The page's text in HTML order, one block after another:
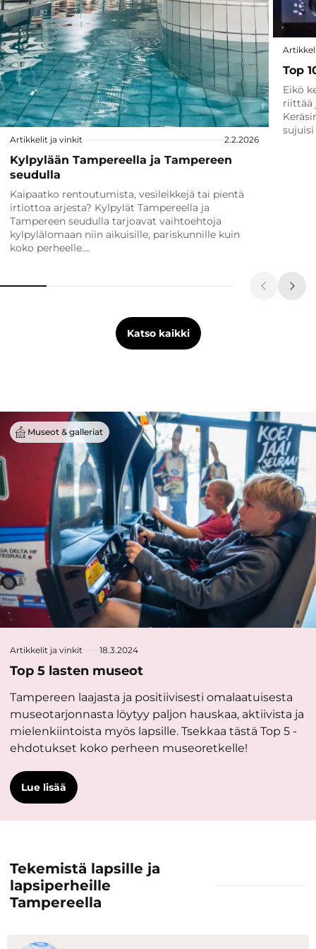
Artikkelit ja vinkit 2.2.2026
Kylpylään Tampereella ja Tampereen
seudulla
Kaipaatko rentoutumista, vesileikkejä tai pientä
irtiottoa arjesta? Kylpylät Tampereella ja
Tampereen seudulla tarjoavat vaihtoehtoja
kylpylälomaan niin aikuisille, pariskunnille kuin
koko perheelle….
Top
Eikö
riittää
Katso kaikki
Museot & galleriat
Artikkelit ja vinkit 18.3.2024
Top 5 lasten museot
Tampereen laajasta ja positiivisesti omalaatuisesta
museotarjonnasta löytyy paljon hauskaa, aktiivista ja
mielenkiintoista myös lapsille. Tsekkaa tästä Top 5 -
ehdotukset koko perheen museoretkelle!
Lue lisää
Tekemistä lapsille ja
lapsiperheille
Tampereella